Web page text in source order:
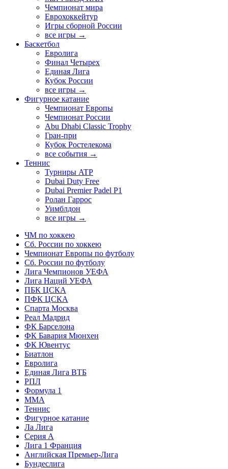
Чемпионат мира
Еврохоккейтур
Игры сборной России
все игры →
Баскетбол
Евролига
Финал Четырех
Единая Лига
Кубок России
все игры →
Фигурное катание
Чемпионат Европы
Чемпионат России
Abu Dhabi Classic Trophy
Гран-при
Кубок Ростелекома
все события →
Теннис
Турниры ATP
Dubai Duty Free
Dubai Premier Padel P1
Ролан Гаррос
Уимблдон
все игры →
ЧМ по хоккею
Сб. России по хоккею
Чемпионат Европы по футболу
Сб. России по футболу
Лига Чемпионов УЕФА
Лига Наций УЕФА
ПБК ЦСКА
ПФК ЦСКА
Спарта Москва
Реал Мадрид
ФК Барселона
ФК Бавария Мюнхен
ФК Ювентус
Биатлон
Евролига
Единая Лига ВТБ
РПЛ
Формула 1
MMA
Теннис
Фигурное катание
Ла Лига
Серия А
Лига 1 Франция
Английская Премьер-Лига
Бундеслига